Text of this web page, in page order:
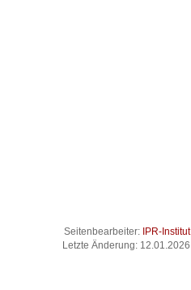
Seitenbearbeiter:
IPR-Institut
Letzte Änderung: 12.01.2026